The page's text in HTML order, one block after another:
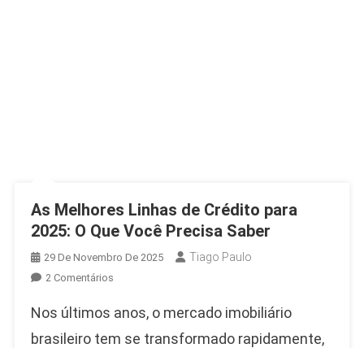
As Melhores Linhas de Crédito para
2025: O Que Você Precisa Saber
29 De Novembro De 2025 Tiago Paulo
2 Comentários
Melhores
Nos últimos anos, o mercado imobiliário
brasileiro tem se transformado rapidamente,